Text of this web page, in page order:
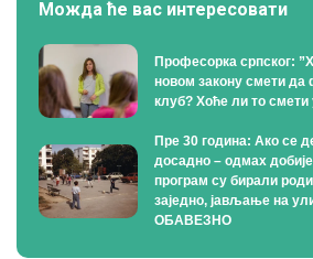
Можда ће вас интересовати
Професорка српског:
новом закону смети да
клуб? Хоће ли то смети
Пре 30 година: Ако се
досадно – одмах
програм су бирали
заједно, јављање на
ОБАВЕЗНО